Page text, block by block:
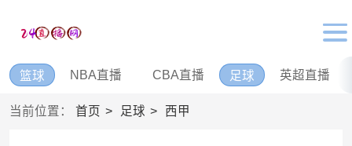
篮球 NBA直播 CBA直播 足球 英超直播
当前位置： 首页 足球 西甲